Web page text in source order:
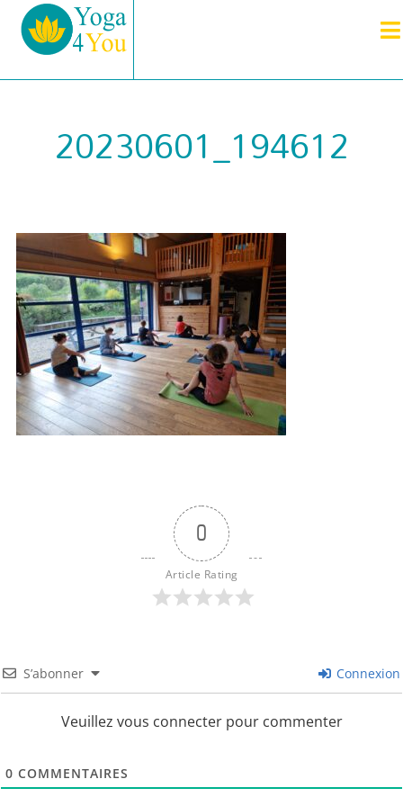
20230601_194612
0
Article Rating
S’abonner Connexion
Veuillez vous connecter pour commenter
0 COMMENTAIRES